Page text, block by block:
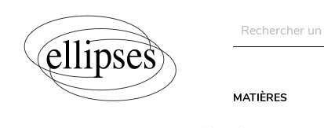
MATIÈRES